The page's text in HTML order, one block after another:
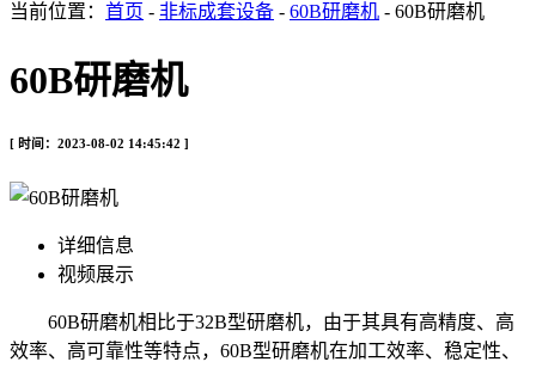
当前位置： 首页 - 非标成套设备 - 60B研磨机 - 60B研磨机
60B研磨机
[ 时间：2023-08-02 14:45:42 ]
详细信息
视频展示
60B研磨机相比于32B型研磨机，由于其具有高精度、高
效率、高可靠性等特点，60B型研磨机在加工效率、稳定性、